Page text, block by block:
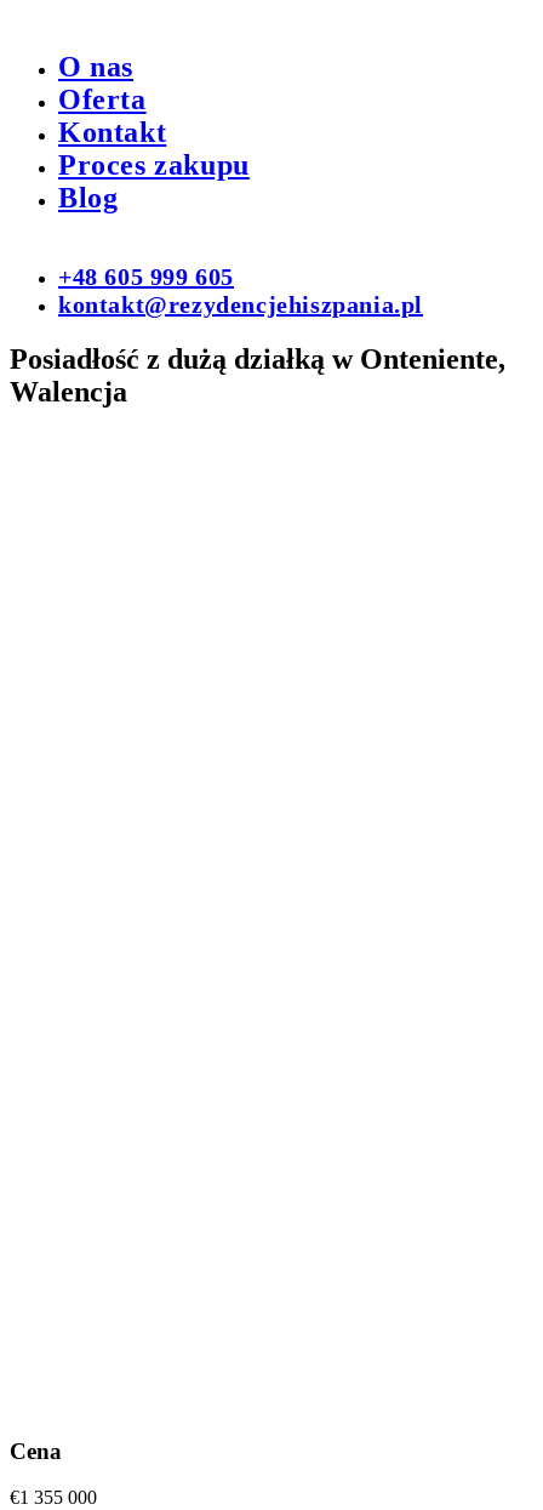
O nas
Oferta
Kontakt
Proces zakupu
Blog
+48 605 999 605
kontakt@rezydencjehiszpania.pl
Posiadłość z dużą działką w Onteniente,
Walencja
Cena
€1 355 000